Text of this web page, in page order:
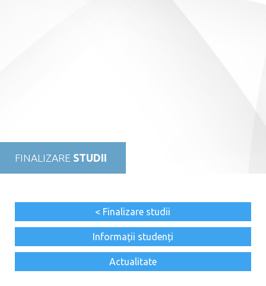
FINALIZARE STUDII
< Finalizare studii
Informații studenți
Actualitate